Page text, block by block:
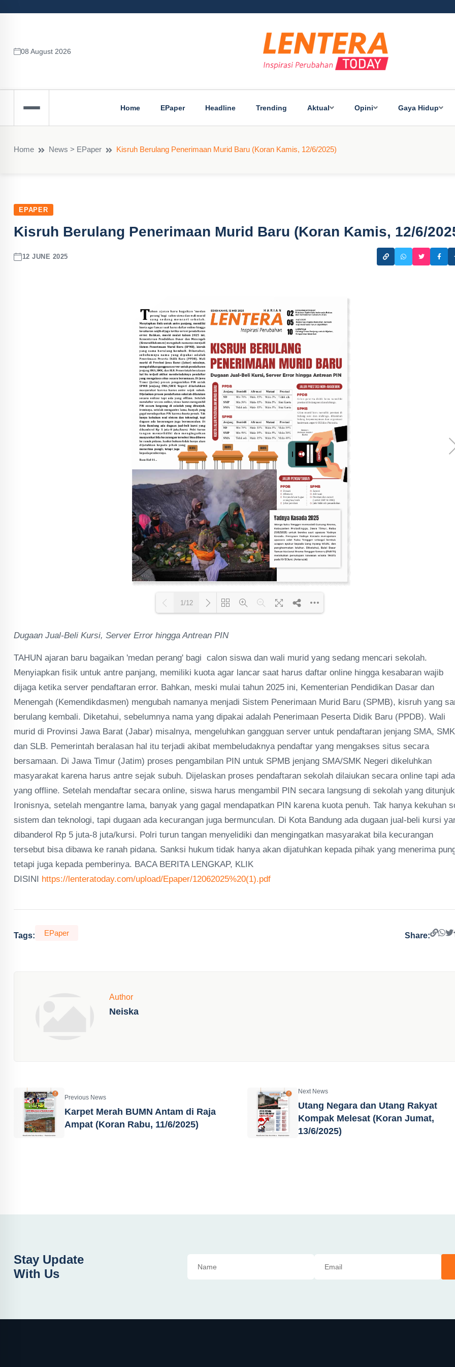
08 August 2026
Home EPaper Headline Trending Aktual Opini Gaya Hidup
Home News > EPaper Kisruh Berulang Penerimaan Murid Baru (Koran Kamis, 12/6/2025)
EPAPER
Kisruh Berulang Penerimaan Murid Baru (Koran Kamis, 12/6/
12 JUNE 2025
Loading PDF 67% ...
1/12
Dugaan Jual-Beli Kursi, Server Error hingga Antrean PIN
TAHUN ajaran baru bagaikan 'medan perang' bagi calon siswa dan wali murid yang sedang mencari sekolah.
Menyiapkan fisik untuk antre panjang, memiliki kuota agar lancar saat harus daftar online hingga kesabaran wajib
dijaga ketika server pendaftaran error. Bahkan, meski mulai tahun 2025 ini, Kementerian Pendidikan Dasar dan
Menengah (Kemendikdasmen) mengubah namanya menjadi Sistem Penerimaan Murid Baru (SPMB), kisruh yang
berulang kembali. Diketahui, sebelumnya nama yang dipakai adalah Penerimaan Peserta Didik Baru (PPDB). Wali
murid di Provinsi Jawa Barat (Jabar) misalnya, mengeluhkan gangguan server untuk pendaftaran jenjang SMA,
dan SLB. Pemerintah beralasan hal itu terjadi akibat membeludaknya pendaftar yang mengakses situs secara
bersamaan. Di Jawa Timur (Jatim) proses pengambilan PIN untuk SPMB jenjang SMA/SMK Negeri dikeluhkan
masyarakat karena harus antre sejak subuh. Dijelaskan proses pendaftaran sekolah dilaiukan secara online tapi ada
yang offline. Setelah mendaftar secara online, siswa harus mengambil PIN secara langsung di sekolah yang
Ironisnya, setelah mengantre lama, banyak yang gagal mendapatkan PIN karena kuota penuh. Tak hanya kekuhan
sistem dan teknologi, tapi dugaan ada kecurangan juga bermunculan. Di Kota Bandung ada dugaan jual-beli kursi
dibanderol Rp 5 juta-8 juta/kursi. Polri turun tangan menyelidiki dan mengingatkan masyarakat bila kecurangan
tersebut bisa dibawa ke ranah pidana. Sanksi hukum tidak hanya akan dijatuhkan kepada pihak yang menerima
tetapi juga kepada pemberinya. BACA BERITA LENGKAP, KLIK
DISINI https://lenteratoday.com/upload/Epaper/12062025%20(1).pdf
Tags: EPaper Share:
Author
Neiska
Previous News
Karpet Merah BUMN Antam di Raja
Ampat (Koran Rabu, 11/6/2025)
Next News
Utang Negara dan Utang Rakyat
Kompak Melesat (Koran Jumat,
13/6/2025)
Stay Update
With Us